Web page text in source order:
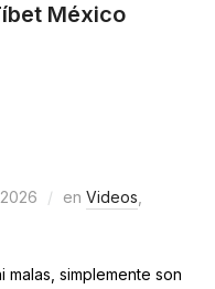
México
en Videos
malas, simplemente son